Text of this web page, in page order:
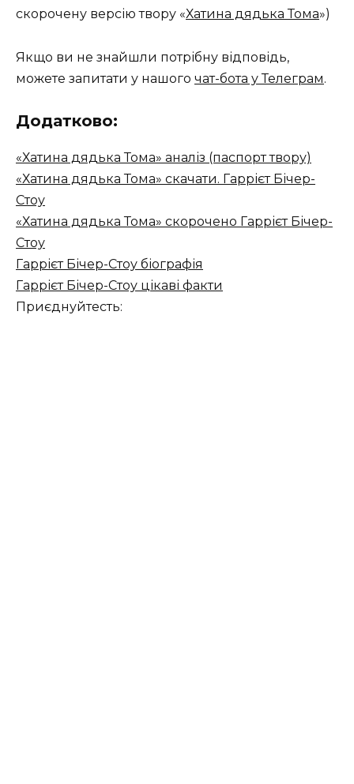
скорочену версію твору «Хатина дядька Тома»)
Якщо ви не знайшли потрібну відповідь,
можете запитати у нашого чат-бота у Телеграм.
Додатково:
«Хатина дядька Тома» аналіз (паспорт твору)
«Хатина дядька Тома» скачати. Гаррієт Бічер-
Стоу
«Хатина дядька Тома» скорочено Гаррієт Бічер-
Стоу
Гаррієт Бічер-Стоу біографія
Гаррієт Бічер-Стоу цікаві факти
Приєднуйтесть: